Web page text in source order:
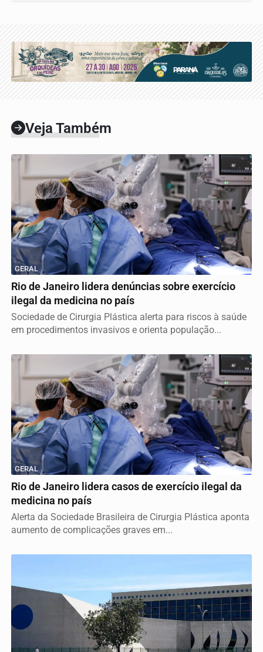
Veja Também
GERAL
Rio de Janeiro lidera denúncias sobre exercício
ilegal da medicina no país
Sociedade de Cirurgia Plástica alerta para riscos à saúde
em procedimentos invasivos e orienta população...
GERAL
Rio de Janeiro lidera casos de exercício ilegal da
medicina no país
Alerta da Sociedade Brasileira de Cirurgia Plástica aponta
aumento de complicações graves em...